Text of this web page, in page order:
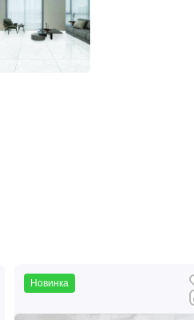
Новинка